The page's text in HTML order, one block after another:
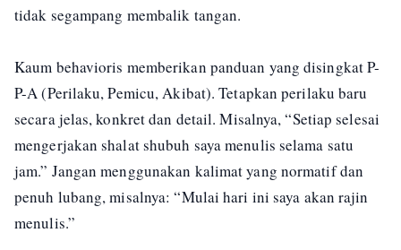
tidak segampang membalik tangan.
Kaum behavioris memberikan panduan yang disingkat P-
P-A (Perilaku, Pemicu, Akibat). Tetapkan perilaku baru
secara jelas, konkret dan detail. Misalnya, “Setiap selesai
mengerjakan shalat shubuh saya menulis selama satu
jam.” Jangan menggunakan kalimat yang normatif dan
penuh lubang, misalnya: “Mulai hari ini saya akan rajin
menulis.”